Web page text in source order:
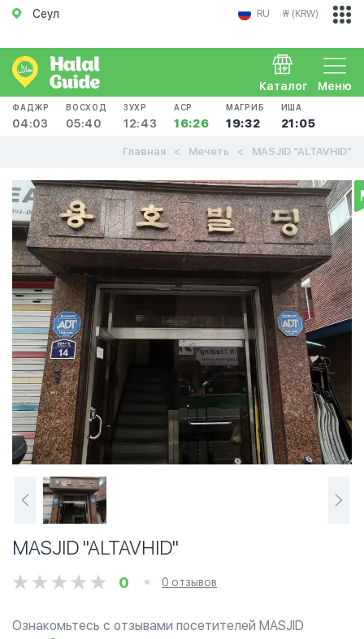
Сеул RU ₩ (KRW)
Меню
Каталог
ФАДЖР
04:03
ВОСХОД
05:40
ЗУХР
12:43
АСР
16:26
МАГРИБ
19:32
ИША
21:05
Главная Мечеть MASJID "ALTAVHID"
MASJID "ALTAVHID"
0 0 отзывов
Ознакомьтесь с отзывами посетителей MASJID